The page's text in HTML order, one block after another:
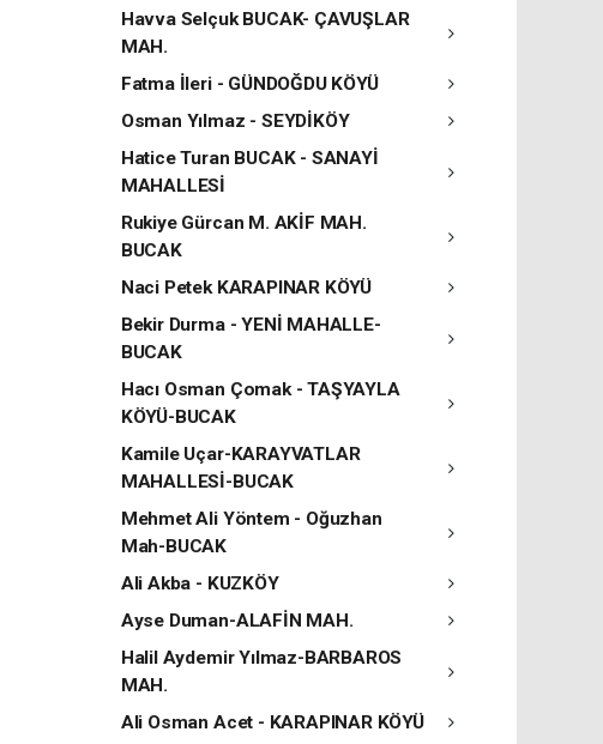
Havva Selçuk BUCAK- ÇAVUŞLAR
MAH.
Fatma İleri - GÜNDOĞDU KÖYÜ
Osman Yılmaz - SEYDİKÖY
Hatice Turan BUCAK - SANAYİ
MAHALLESİ
Rukiye Gürcan M. AKİF MAH.
BUCAK
Naci Petek KARAPINAR KÖYÜ
Bekir Durma - YENİ MAHALLE-
BUCAK
Hacı Osman Çomak - TAŞYAYLA
KÖYÜ-BUCAK
Kamile Uçar-KARAYVATLAR
MAHALLESİ-BUCAK
Mehmet Ali Yöntem - Oğuzhan
Mah-BUCAK
Ali Akba - KUZKÖY
Ayse Duman-ALAFİN MAH.
Halil Aydemir Yılmaz-BARBAROS
MAH.
Ali Osman Acet - KARAPINAR KÖYÜ